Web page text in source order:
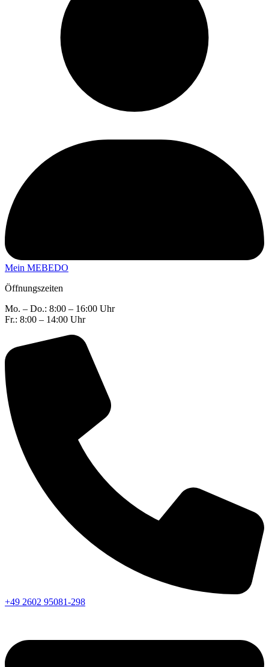
Mein MEBEDO
Öffnungszeiten
Mo. – Do.: 8:00 – 16:00 Uhr
Fr.: 8:00 – 14:00 Uhr
+49 2602 95081-298